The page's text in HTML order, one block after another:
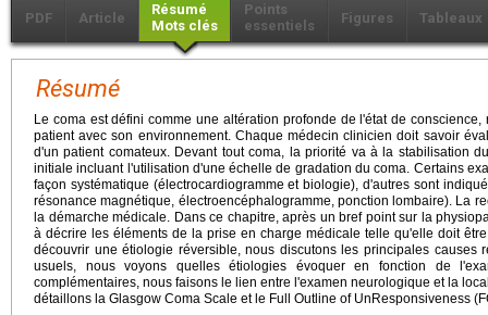
PDF Article
Résumé
Mots clés
Points
essentiels
Figures Tableaux
Résumé
Le coma est défini comme une altération profonde de l'état de
patient avec son environnement. Chaque médecin clinicien doit savoir
d'un patient comateux. Devant tout coma, la priorité va à la stabilisation
initiale incluant l'utilisation d'une échelle de gradation du coma. Certains
façon systématique (électrocardiogramme et biologie), d'autres sont
résonance magnétique, électroencéphalogramme, ponction lombaire). La
la démarche médicale. Dans ce chapitre, après un bref point sur la
à décrire les éléments de la prise en charge médicale telle qu'elle doit
découvrir une étiologie réversible, nous discutons les principales causes
usuels, nous voyons quelles étiologies évoquer en fonction de
complémentaires, nous faisons le lien entre l'examen neurologique et la
détaillons la Glasgow Coma Scale et le Full Outline of UnResponsiveness